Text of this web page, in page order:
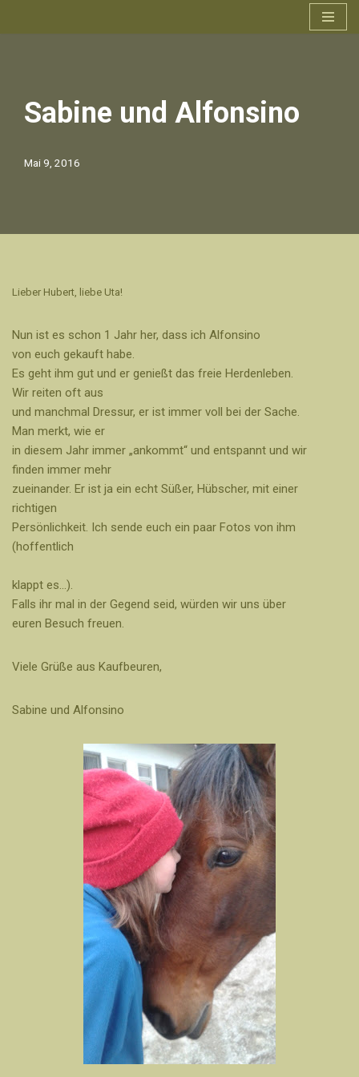
Sabine und Alfonsino
Mai 9, 2016
Lieber Hubert, liebe Uta!
Nun ist es schon 1 Jahr her, dass ich Alfonsino
von euch gekauft habe.
Es geht ihm gut und er genießt das freie Herdenleben.
Wir reiten oft aus
und manchmal Dressur, er ist immer voll bei der Sache.
Man merkt, wie er
in diesem Jahr immer „ankommt“ und entspannt und wir
finden immer mehr
zueinander. Er ist ja ein echt Süßer, Hübscher, mit einer
richtigen
Persönlichkeit. Ich sende euch ein paar Fotos von ihm
(hoffentlich
klappt es…).
Falls ihr mal in der Gegend seid, würden wir uns über
euren Besuch freuen.
Viele Grüße aus Kaufbeuren,
Sabine und Alfonsino